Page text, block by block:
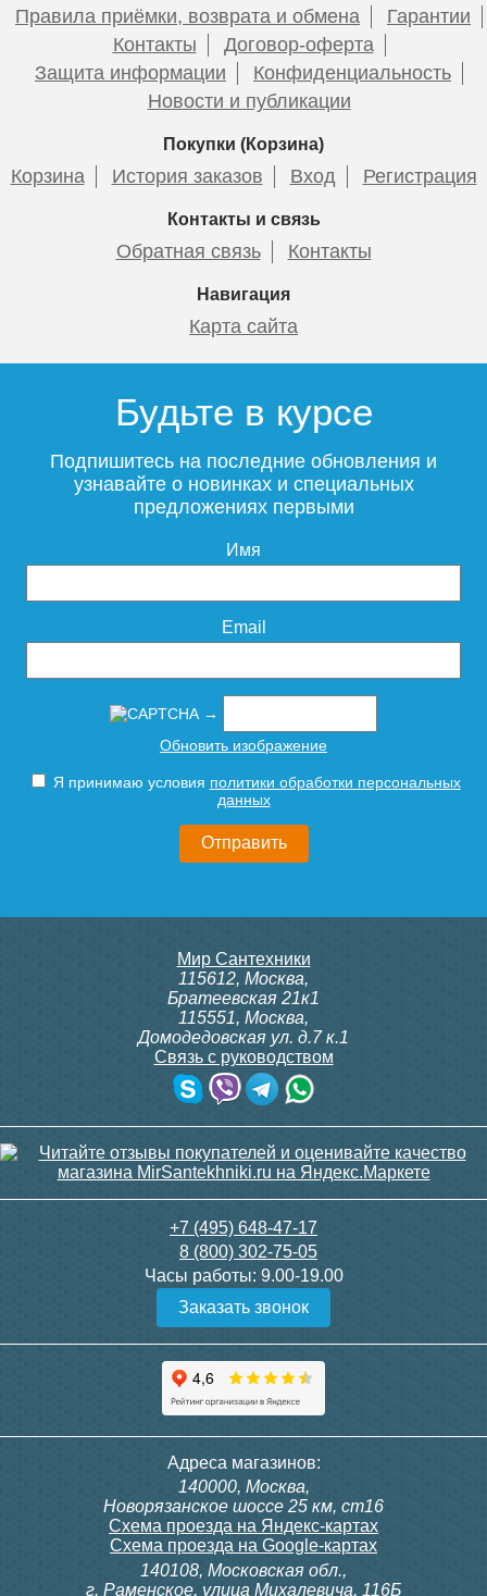
Правила приёмки, возврата и обмена
Гарантии
Контакты
Договор-оферта
Защита информации
Конфиденциальность
Новости и публикации
Покупки (Корзина)
Корзина История заказов Вход Регистрация
Контакты и связь
Обратная связь Контакты
Навигация
Карта сайта
Будьте в курсе
Подпишитесь на последние обновления и
узнавайте о новинках и специальных
предложениях первыми
Имя
Email
→
Обновить изображение
Я принимаю условия политики обработки персональных
данных
Мир Сантехники
115612, Москва,
Братеевская 21к1
115551, Москва,
Домодедовская ул. д.7 к.1
Связь с руководством
+7 (495) 648-47-17
8 (800) 302-75-05
Часы работы: 9.00-19.00
Заказать звонок
Адреса магазинов:
140000, Москва,
Новорязанское шоссе 25 км, ст16
Схема проезда на Яндекс-картах
Схема проезда на Google-картах
140108, Московская обл.,
г. Раменское, улица Михалевича, 116Б